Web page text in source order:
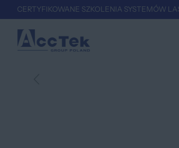
CERTYFIKOWANE SZKOLENIA SYSTEMÓW